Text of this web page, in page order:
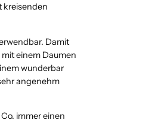
kreisenden
Damit
einem Daumen
wunderbar
angenehm
immer einen